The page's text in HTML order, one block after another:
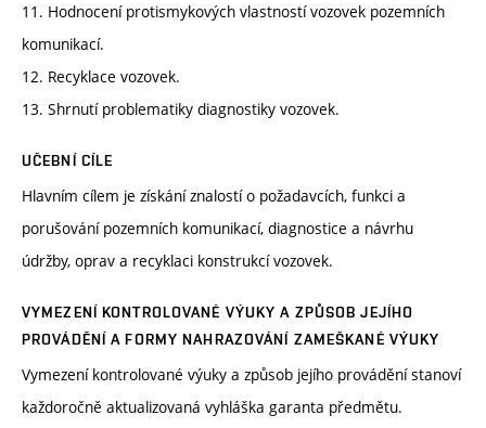
11. Hodnocení protismykových vlastností vozovek pozemních
komunikací.
12. Recyklace vozovek.
13. Shrnutí problematiky diagnostiky vozovek.
UČEBNÍ CÍLE
Hlavním cílem je získání znalostí o požadavcích, funkci a
porušování pozemních komunikací, diagnostice a návrhu
údržby, oprav a recyklaci konstrukcí vozovek.
VYMEZENÍ KONTROLOVANÉ VÝUKY A ZPŮSOB JEJÍHO
PROVÁDĚNÍ A FORMY NAHRAZOVÁNÍ ZAMEŠKANÉ VÝUKY
Vymezení kontrolované výuky a způsob jejího provádění stanoví
každoročně aktualizovaná vyhláška garanta předmětu.